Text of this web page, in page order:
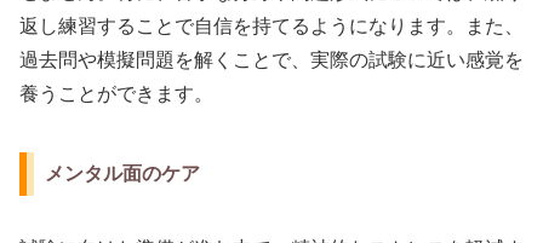
返し練習することで自信を持てるようになります。また、
過去問や模擬問題を解くことで、実際の試験に近い感覚を
養うことができます。
メンタル面のケア